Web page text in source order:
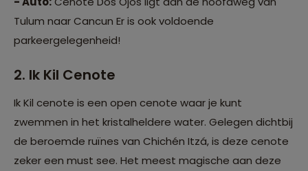
Tulum naar Cancun Er is ook voldoende
parkeergelegenheid!
2. Ik Kil Cenote
Ik Kil cenote is een open cenote waar je kunt
zwemmen in het kristalheldere water. Gelegen dichtbij
de beroemde ruïnes van Chichén Itzá, is deze cenote
zeker een must see. Het meest magische aan deze